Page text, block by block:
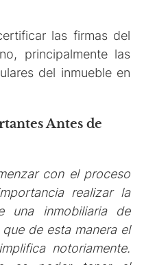
las firmas del
principalmente las
del inmueble en
Antes de
con el proceso
realizar la
una inmobiliaria de
de esta manera el
notoriamente.